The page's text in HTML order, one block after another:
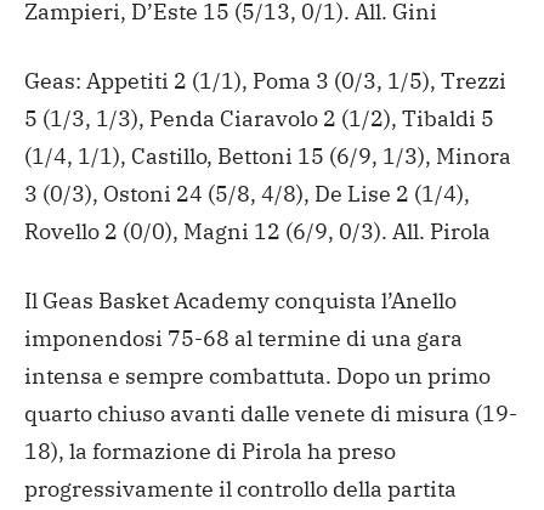
Zampieri, D’Este 15 (5/13, 0/1). All. Gini
Geas: Appetiti 2 (1/1), Poma 3 (0/3, 1/5), Trezzi
5 (1/3, 1/3), Penda Ciaravolo 2 (1/2), Tibaldi 5
(1/4, 1/1), Castillo, Bettoni 15 (6/9, 1/3), Minora
3 (0/3), Ostoni 24 (5/8, 4/8), De Lise 2 (1/4),
Rovello 2 (0/0), Magni 12 (6/9, 0/3). All. Pirola
Il Geas Basket Academy conquista l’Anello
imponendosi 75-68 al termine di una gara
intensa e sempre combattuta. Dopo un primo
quarto chiuso avanti dalle venete di misura (19-
18), la formazione di Pirola ha preso
progressivamente il controllo della partita